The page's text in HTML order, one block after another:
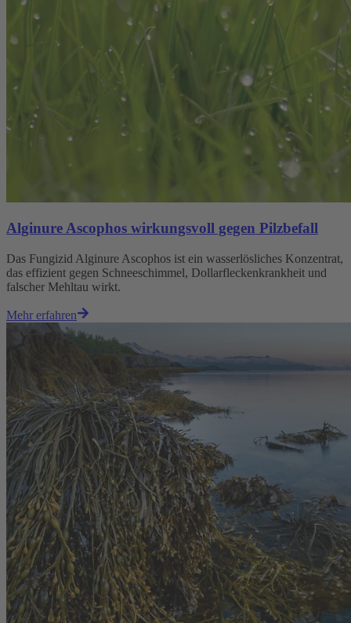
Alginure Ascophos wirkungsvoll gegen Pilzbefall
Das Fungizid Alginure Ascophos ist ein wasserlösliches Konzentrat,
das effizient gegen Schneeschimmel, Dollarfleckenkrankheit und
falscher Mehltau wirkt.
Mehr erfahren